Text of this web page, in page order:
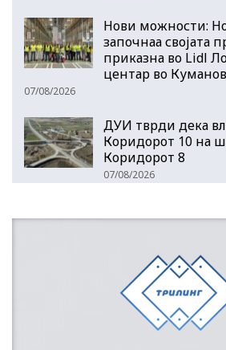
Нови можности:
започнаа својата
приказна во Lidl
центар во
07/08/2026
ДУИ тврди дека
Коридорот 10 на
Коридорот 8
07/08/2026